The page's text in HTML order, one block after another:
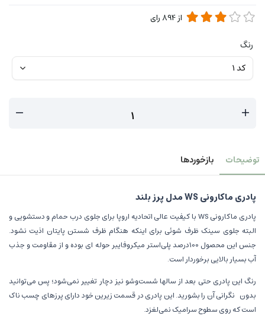
از894رای
رنگ
توضیحات بازخوردها
پادری ماکارونی WS مدل پرز بلند
پادری ماکارونی WS با کیفیت عالی اتحادیه اروپا برای جلوی درب حمام و دستشویی و
البته جلوی سینک ظرف شوئی برای اینکه هنگام ظرف شستن پایتان اذیت نشود.
جنس این محصول 100درصد پلی‌استر میکروفایبر حوله ای بوده و از مقاومت و جذب
آب بسیار بالایی برخوردار است.
رنگ این پادری حتی بعد از سالها شست‌وشو نیز دچار تغییر نمی‌شود؛ پس می‌توانید
بدون نگرانی آن را بشورید. این پادری در قسمت زیرین خود دارای پرزهای چسب ناک
است که روی سطوح سرامیک نمی‌لغزد.